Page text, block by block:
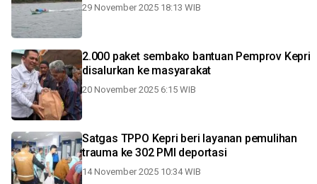
29 November 2025 18:13 WIB
2.000 paket sembako bantuan Pemprov Kepri
disalurkan ke masyarakat
20 November 2025 6:15 WIB
Satgas TPPO Kepri beri layanan pemulihan
trauma ke 302 PMI deportasi
14 November 2025 10:34 WIB